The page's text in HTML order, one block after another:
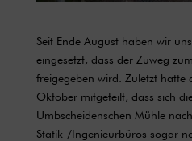
Seit Ende August haben wir
eingesetzt, dass der Zuweg
freigegeben wird. Zuletzt hatte
Oktober mitgeteilt, dass sich
Umbscheidenschen Mühle
Statik-/Ingenieurbüros sogar